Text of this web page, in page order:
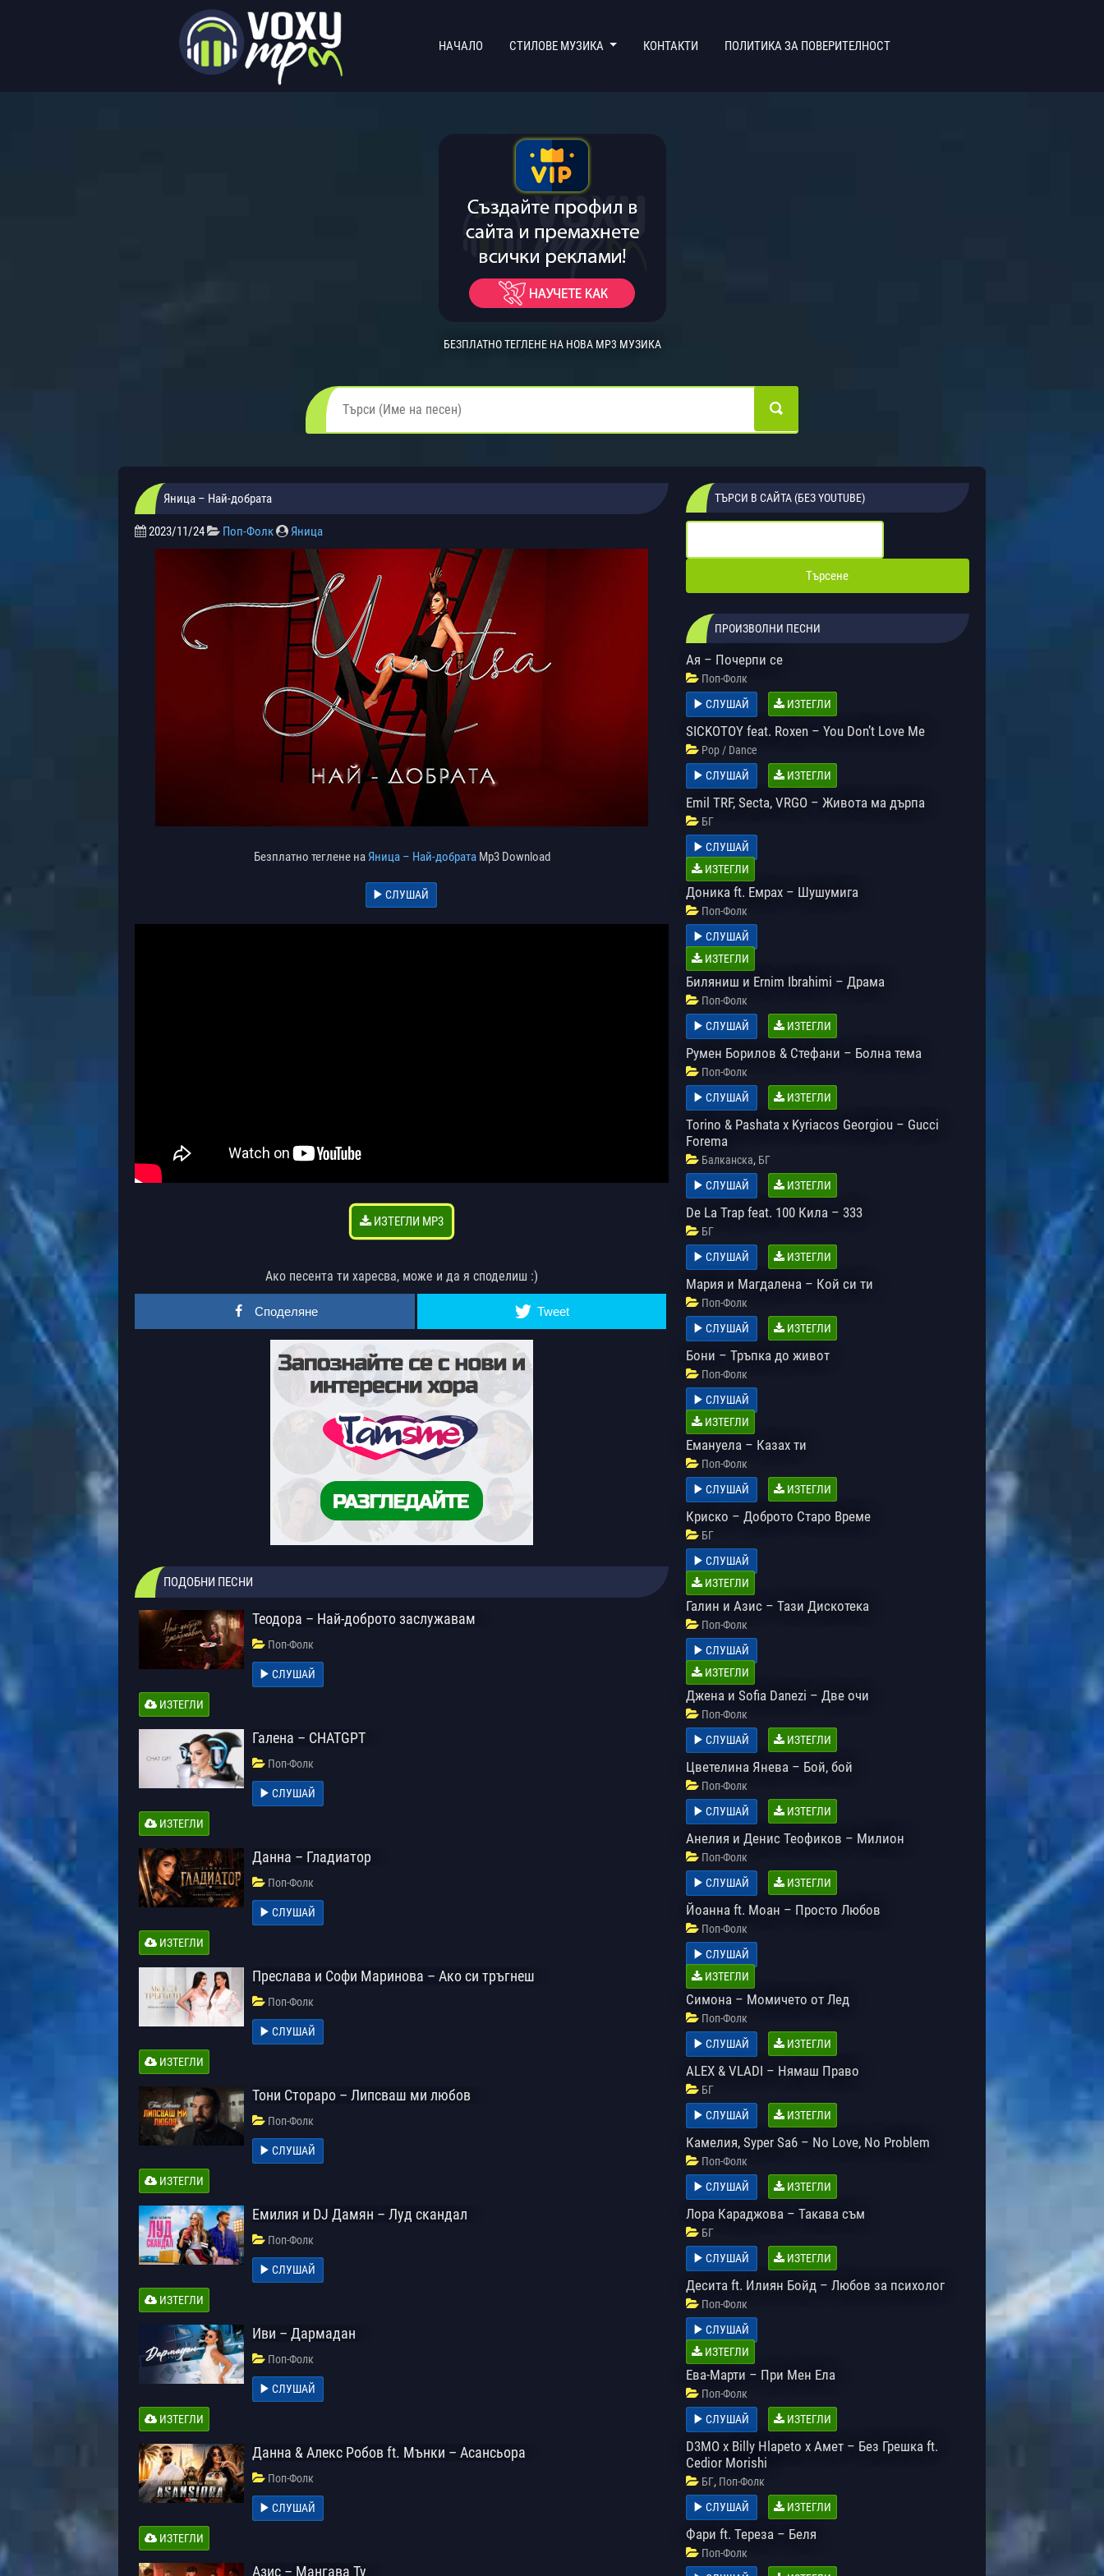
НАЧАЛО (CURRENT)
СТИЛОВЕ МУЗИКА КОНТАКТИ ПОЛИТИКА ЗА ПОВЕРИТЕЛНОСТ
БЕЗПЛАТНО ТЕГЛЕНЕ НА НОВА MP3 МУЗИКА
Яница – Най-добрата
2023/11/24 Поп-Фолк Яница
Безплатно теглене на Яница – Най-добратаMp3 Download
СЛУШАЙ
ИЗТЕГЛИ MP3
Ако песента ти харесва, може и да я споделиш :)
Споделяне Tweet
ПОДОБНИ ПЕСНИ
Теодора – Най-доброто заслужавам
Поп-Фолк
СЛУШАЙ
ИЗТЕГЛИ
Галена – CHATGPT
Поп-Фолк
СЛУШАЙ
ИЗТЕГЛИ
Данна – Гладиатор
Поп-Фолк
СЛУШАЙ
ИЗТЕГЛИ
Преслава и Софи Маринова – Ако си тръгнеш
Поп-Фолк
СЛУШАЙ
ИЗТЕГЛИ
Тони Стораро – Липсваш ми любов
Поп-Фолк
СЛУШАЙ
ИЗТЕГЛИ
Емилия и DJ Дамян – Луд скандал
Поп-Фолк
СЛУШАЙ
ИЗТЕГЛИ
Иви – Дармадан
Поп-Фолк
СЛУШАЙ
ИЗТЕГЛИ
Данна & Алекс Робов ft. Мънки – Асансьора
Поп-Фолк
СЛУШАЙ
ИЗТЕГЛИ
Азис – Мангава Ту
ТЪРСИ В САЙТА (БЕЗ YOUTUBE)
ПРОИЗВОЛНИ ПЕСНИ
Ая – Почерпи се
Поп-Фолк
СЛУШАЙ
ИЗТЕГЛИ
SICKOTOY feat. Roxen – You Don’t Love Me
Pop / Dance
СЛУШАЙ
ИЗТЕГЛИ
Emil TRF, Secta, VRGO – Живота ма дърпа
БГ
СЛУШАЙ
ИЗТЕГЛИ
Доника ft. Емрах – Шушумига
Поп-Фолк
СЛУШАЙ
ИЗТЕГЛИ
Биляниш и Ernim Ibrahimi – Драма
Поп-Фолк
СЛУШАЙ
ИЗТЕГЛИ
Румен Борилов & Стефани – Болна тема
Поп-Фолк
СЛУШАЙ
ИЗТЕГЛИ
Torino & Pashata x Kyriacos Georgiou – Gucci
Forema
Балканска, БГ
СЛУШАЙ
ИЗТЕГЛИ
De La Trap feat. 100 Кила – 333
БГ
СЛУШАЙ
ИЗТЕГЛИ
Мария и Магдалена – Кой си ти
Поп-Фолк
СЛУШАЙ
ИЗТЕГЛИ
Бони – Тръпка до живот
Поп-Фолк
СЛУШАЙ
ИЗТЕГЛИ
Емануела – Казах ти
Поп-Фолк
СЛУШАЙ
ИЗТЕГЛИ
Криско – Доброто Старо Време
БГ
СЛУШАЙ
ИЗТЕГЛИ
Галин и Азис – Тази Дискотека
Поп-Фолк
СЛУШАЙ
ИЗТЕГЛИ
Джена и Sofia Danezi – Две очи
Поп-Фолк
СЛУШАЙ
ИЗТЕГЛИ
Цветелина Янева – Бой, бой
Поп-Фолк
СЛУШАЙ
ИЗТЕГЛИ
Анелия и Денис Теофиков – Милион
Поп-Фолк
СЛУШАЙ
ИЗТЕГЛИ
Йоанна ft. Моан – Просто Любов
Поп-Фолк
СЛУШАЙ
ИЗТЕГЛИ
Симона – Момичето от Лед
Поп-Фолк
СЛУШАЙ
ИЗТЕГЛИ
ALEX & VLADI – Нямаш Право
БГ
СЛУШАЙ
ИЗТЕГЛИ
Камелия, Syper Sa6 – No Love, No Problem
Поп-Фолк
СЛУШАЙ
ИЗТЕГЛИ
Лора Караджова – Такава съм
БГ
СЛУШАЙ
ИЗТЕГЛИ
Десита ft. Илиян Бойд – Любов за психолог
Поп-Фолк
СЛУШАЙ
ИЗТЕГЛИ
Ева-Марти – При Мен Ела
Поп-Фолк
СЛУШАЙ
ИЗТЕГЛИ
D3MO x Billy Hlapeto x Амет – Без Грешка ft.
Cedior Morishi
БГ, Поп-Фолк
СЛУШАЙ
ИЗТЕГЛИ
Фари ft. Тереза – Беля
Поп-Фолк